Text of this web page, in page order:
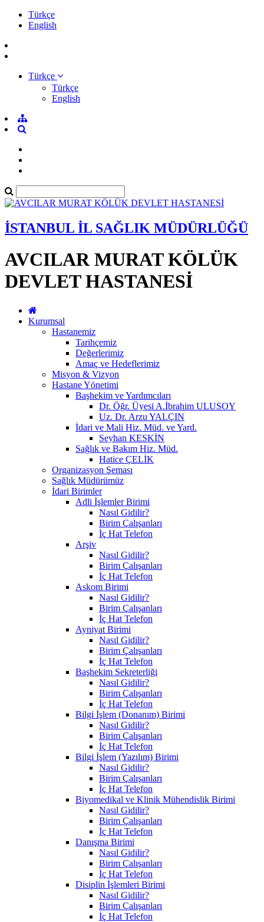
Türkçe
English
Türkçe
Türkçe
English
İSTANBUL İL SAĞLIK MÜDÜRLÜĞÜ
AVCILAR MURAT KÖLÜK
DEVLET HASTANESİ
Kurumsal
Hastanemiz
Tarihçemiz
Değerlerimiz
Amaç ve Hedeflerimiz
Misyon & Vizyon
Hastane Yönetimi
Başhekim ve Yardımcıları
Dr. Öğr. Üyesi A.İbrahim ULUSOY
Uz. Dr. Arzu YALÇIN
İdari ve Mali Hiz. Müd. ve Yard.
Seyhan KESKİN
Sağlık ve Bakım Hiz. Müd.
Hatice ÇELİK
Organizasyon Şeması
Sağlık Müdürümüz
İdari Birimler
Adli İşlemler Birimi
Nasıl Gidilir?
Birim Çalışanları
İç Hat Telefon
Arşiv
Nasıl Gidilir?
Birim Çalışanları
İç Hat Telefon
Askom Birimi
Nasıl Gidilir?
Birim Çalışanları
İç Hat Telefon
Ayniyat Birimi
Nasıl Gidilir?
Birim Çalışanları
İç Hat Telefon
Başhekim Sekreterliği
Nasıl Gidilir?
Birim Çalışanları
İç Hat Telefon
Bilgi İşlem (Donanım) Birimi
Nasıl Gidilir?
Birim Çalışanları
İç Hat Telefon
Bilgi İşlem (Yazılım) Birimi
Nasıl Gidilir?
Birim Çalışanları
İç Hat Telefon
Biyomedikal ve Klinik Mühendislik Birimi
Nasıl Gidilir?
Birim Çalışanları
İç Hat Telefon
Danışma Birimi
Nasıl Gidilir?
Birim Çalışanları
İç Hat Telefon
Disiplin İşlemleri Birimi
Nasıl Gidilir?
Birim Çalışanları
İç Hat Telefon